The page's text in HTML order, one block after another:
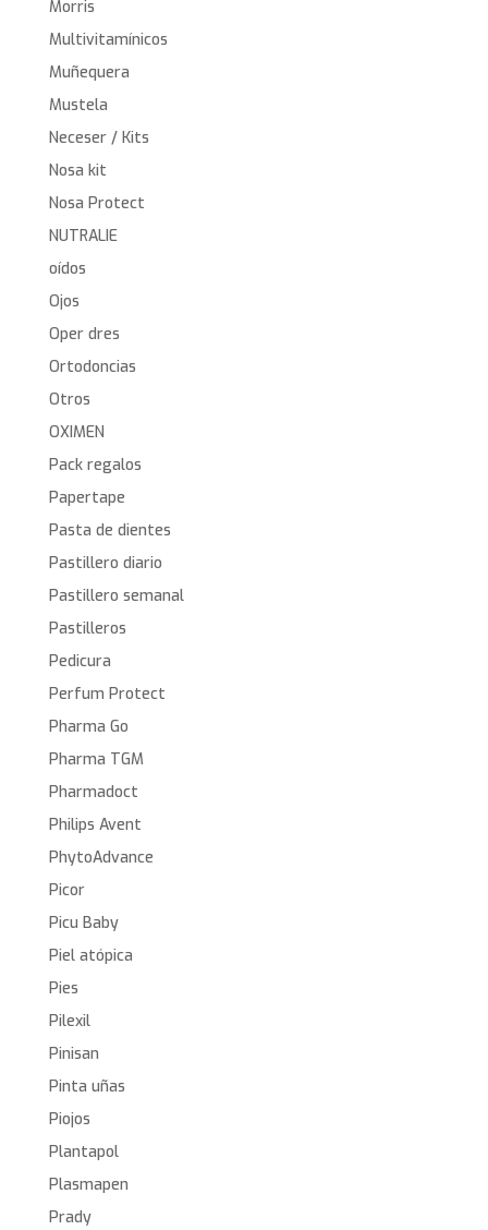
Morris
Multivitamínicos
Muñequera
Mustela
Neceser / Kits
Nosa kit
Nosa Protect
NUTRALIE
oídos
Ojos
Oper dres
Ortodoncias
Otros
OXIMEN
Pack regalos
Papertape
Pasta de dientes
Pastillero diario
Pastillero semanal
Pastilleros
Pedicura
Perfum Protect
Pharma Go
Pharma TGM
Pharmadoct
Philips Avent
PhytoAdvance
Picor
Picu Baby
Piel atópica
Pies
Pilexil
Pinisan
Pinta uñas
Piojos
Plantapol
Plasmapen
Prady